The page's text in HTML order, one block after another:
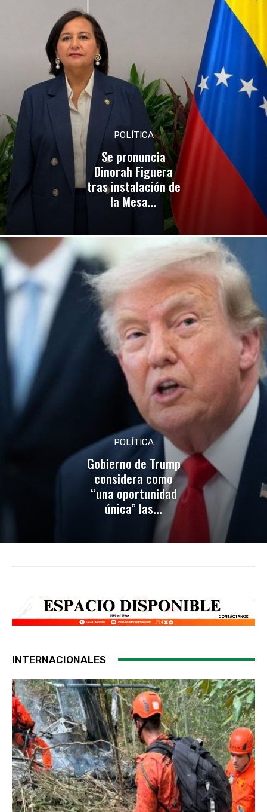
POLÍTICA
Se pronuncia
Dinorah Figuera
tras instalación de
la Mesa...
POLÍTICA
Gobierno de Trump
considera como
“una oportunidad
única” las...
INTERNACIONALES